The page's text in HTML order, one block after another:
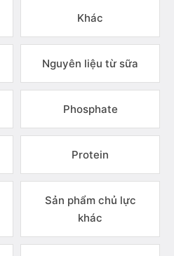
Khác
Nguyên liệu từ sữa
Phosphate
Protein
Sản phẩm chủ lực
khác